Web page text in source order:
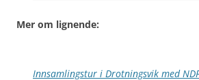
Mer om lignende:
Innsamlingstur i Drotningsvik med